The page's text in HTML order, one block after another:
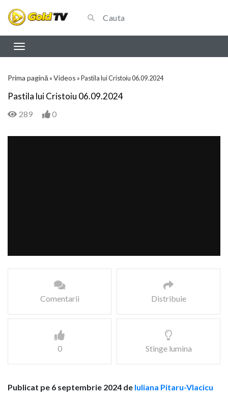
Prima pagină »Videos »Pastila lui Cristoiu 06.09.2024
Pastila lui Cristoiu 06.09.2024
289 0
Comentarii Distribuie
0 Stinge lumina
Publicat pe 6 septembrie 2024 de Iuliana Pitaru-Vlacicu